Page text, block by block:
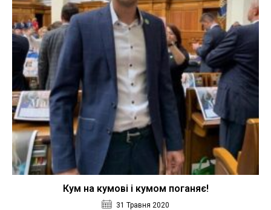
Кум на кумові і кумом поганяє!
31 Травня 2020